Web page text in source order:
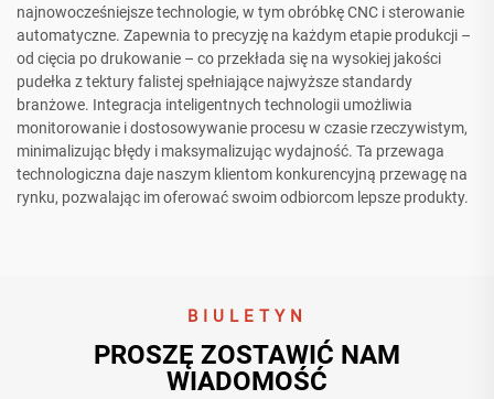
najnowocześniejsze technologie, w tym obróbkę CNC i sterowanie
automatyczne. Zapewnia to precyzję na każdym etapie produkcji –
od cięcia po drukowanie – co przekłada się na wysokiej jakości
pudełka z tektury falistej spełniające najwyższe standardy
branżowe. Integracja inteligentnych technologii umożliwia
monitorowanie i dostosowywanie procesu w czasie rzeczywistym,
minimalizując błędy i maksymalizując wydajność. Ta przewaga
technologiczna daje naszym klientom konkurencyjną przewagę na
rynku, pozwalając im oferować swoim odbiorcom lepsze produkty.
BIULETYN
PROSZĘ ZOSTAWIĆ NAM
WIADOMOŚĆ